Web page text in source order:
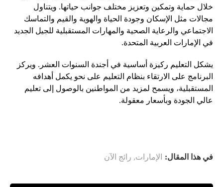
خلال حماية وتمكين وتعزيز مختلف جوانب حياتها. ويتناول
مجالات مثل الإسكان وجودة الحياة والهوية والقيم والتماسك
الاجتماعي والرعاية الصحية والمهارات المستقبلية للجيل الجديد
في الإمارات العربية المتحدة.
يشكل التعليم ركيزة أساسية في أجندة السنوات العشر. ويركز
البرنامج على الارتقاء بنظام التعليم على نحو يكمل أهدافه
المستقبلية، ويسمح لمزيد من المواطنين بالوصول إلى تعليم
عالي الجودة وبأسعار معقولة.
في هذا المقال: الإمارات, رائج الآن